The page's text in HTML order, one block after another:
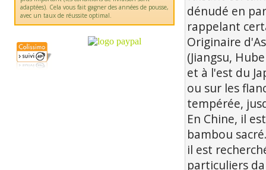
adaptées). Cela vous fait gagner des années de pousse,
avec un taux de réussite optimal.
dénudé en
rappelant
Originaire
(Jiangsu,
et à l'est du
ou sur les
tempérée,
En Chine, il
bambou
il est
particuliers